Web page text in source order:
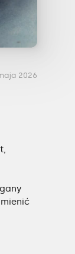
2026